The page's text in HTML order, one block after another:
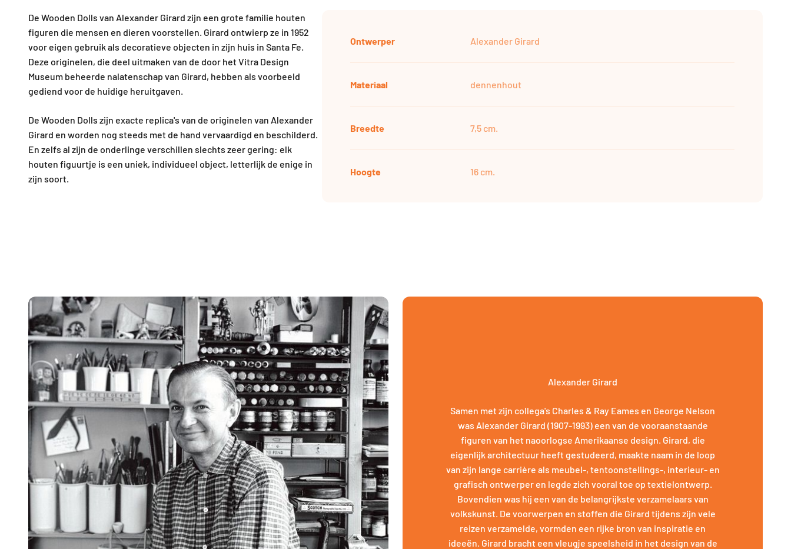
De Wooden Dolls van Alexander Girard zijn een grote familie houten
figuren die mensen en dieren voorstellen. Girard ontwierp ze in 1952
voor eigen gebruik als decoratieve objecten in zijn huis in Santa Fe.
Deze originelen, die deel uitmaken van de door het Vitra Design
Museum beheerde nalatenschap van Girard, hebben als voorbeeld
gediend voor de huidige heruitgaven.
De Wooden Dolls zijn exacte replica's van de originelen van Alexander
Girard en worden nog steeds met de hand vervaardigd en beschilderd.
En zelfs al zijn de onderlinge verschillen slechts zeer gering: elk
houten figuurtje is een uniek, individueel object, letterlijk de enige in
zijn soort.
Ontwerper Alexander Girard
Materiaal dennenhout
Breedte 7,5 cm.
Hoogte 16 cm.
Alexander Girard
Samen met zijn collega's Charles & Ray Eames en George Nelson
was Alexander Girard (1907-1993) een van de vooraanstaande
figuren van het naoorlogse Amerikaanse design. Girard, die
eigenlijk architectuur heeft gestudeerd, maakte naam in de loop
van zijn lange carrière als meubel-, tentoonstellings-, interieur- en
grafisch ontwerper en legde zich vooral toe op textielontwerp.
Bovendien was hij een van de belangrijkste verzamelaars van
volkskunst. De voorwerpen en stoffen die Girard tijdens zijn vele
reizen verzamelde, vormden een rijke bron van inspiratie en
ideeën. Girard bracht een vleugje speelsheid in het design van de